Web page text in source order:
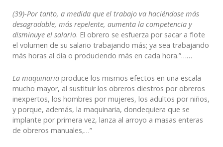
(39)-Por tanto, a medida que el trabajo va haciéndose más
desagradable, más repelente, aumenta la competencia y
disminuye el salario. El obrero se esfuerza por sacar a flote
el volumen de su salario trabajando más; ya sea trabajando
más horas al día o produciendo más en cada hora.”……
La maquinaria produce los mismos efectos en una escala
mucho mayor, al sustituir los obreros diestros por obreros
inexpertos, los hombres por mujeres, los adultos por niños,
y porque, además, la maquinaria, dondequiera que se
implante por primera vez, lanza al arroyo a masas enteras
de obreros manuales,…”